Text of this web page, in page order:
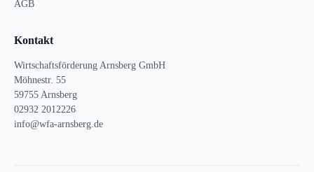
AGB
Kontakt
Wirtschaftsförderung Arnsberg GmbH
Möhnestr. 55
59755 Arnsberg
02932 2012226
info@wfa-arnsberg.de